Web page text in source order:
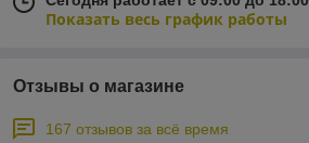
Показать весь график работы
Отзывы о магазине
167 отзывов за всё время